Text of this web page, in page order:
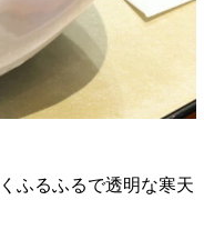
ふるふるで透明な寒天